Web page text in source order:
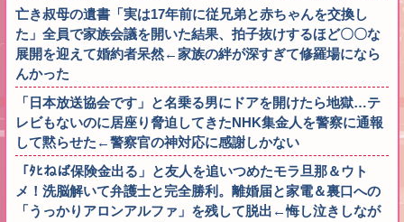
亡き叔母の遺書「実は17年前に従兄弟と赤ちゃんを交換し
た」全員で家族会議を開いた結果、拍子抜けするほど〇〇な
展開を迎えて婚約者呆然←家族の絆が深すぎて修羅場になら
んかった
「日本放送協会です」と名乗る男にドアを開けたら地獄…テ
レビもないのに居座り脅迫してきたNHK集金人を警察に通報
して黙らせた←警察官の神対応に感謝しかない
「ﾀﾋねば保険金出る」と友人を追いつめたモラ旦那＆ウト
メ！洗脳解いて弁護士と完全勝利。離婚届と家電＆裏口への
「うっかりアロンアルファ」を残して脱出←悔し泣きしなが